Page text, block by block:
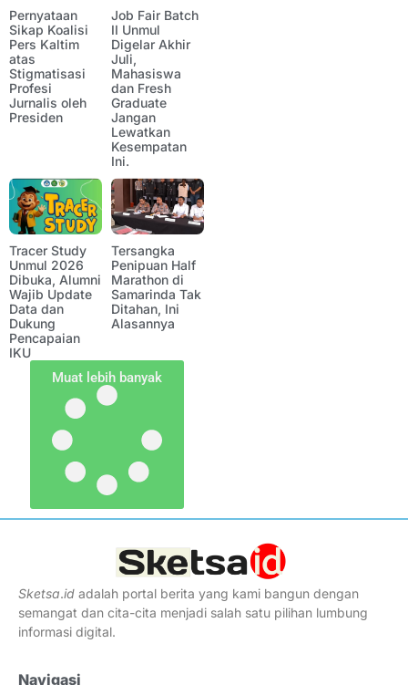
Pernyataan
Sikap Koalisi
Pers Kaltim
atas
Stigmatisasi
Profesi
Jurnalis oleh
Presiden
Job Fair Batch
II Unmul
Digelar Akhir
Juli,
Mahasiswa
dan Fresh
Graduate
Jangan
Lewatkan
Kesempatan
Ini.
Tracer Study
Unmul 2026
Dibuka, Alumni
Wajib Update
Data dan
Dukung
Pencapaian
IKU
Tersangka
Penipuan Half
Marathon di
Samarinda Tak
Ditahan, Ini
Alasannya
Muat lebih banyak
Sketsa.id adalah portal berita yang kami bangun dengan
semangat dan cita-cita menjadi salah satu pilihan lumbung
informasi digital.
Navigasi